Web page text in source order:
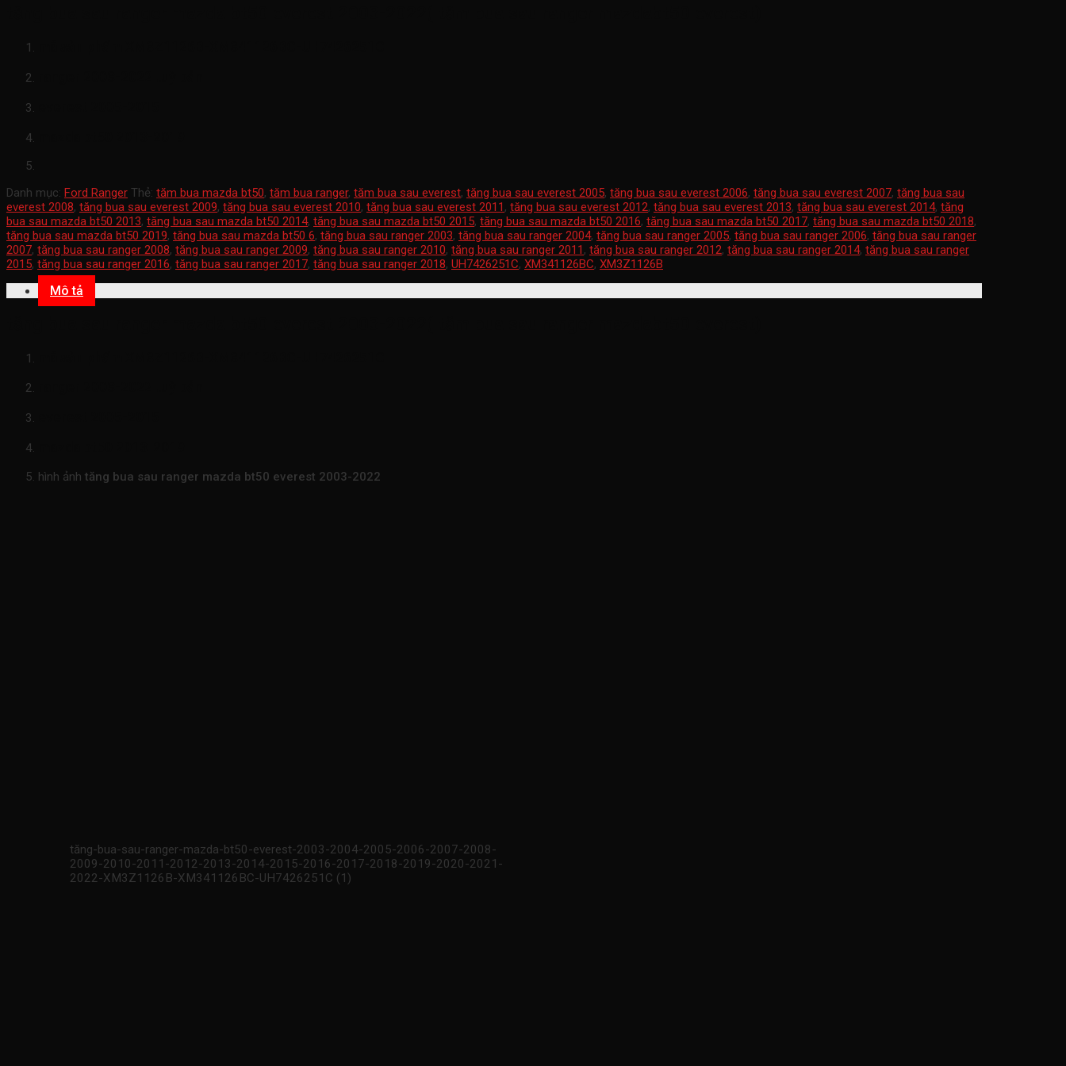
Danh mục: Ford Ranger Thẻ: tăm bua mazda bt50, tăm bua ranger, tăm bua sau everest, tăng bua sau everest 2005, tăng bua sau everest 2006, tăng bua sau everest 2007, tăng bua sau
everest 2008, tăng bua sau everest 2009, tăng bua sau everest 2010, tăng bua sau everest 2011 , tăng bua sau everest 2012, tăng bua sau everest 2013, tăng bua sau everest 2014, tăng
bua sau mazda bt50 2013, tăng bua sau mazda bt50 2014, tăng bua sau mazda bt50 2015, tăng bua sau mazda bt50 2016, tăng bua sau mazda bt50 2017, tăng bua sau mazda bt50 2018,
tăng bua sau mazda bt50 2019, tăng bua sau mazda bt50 6, tăng bua sau ranger 2003, tăng bua sau ranger 2004, tăng bua sau ranger 2005, tăng bua sau ranger 2006, tăng bua sau ranger
2007, tăng bua sau ranger 2008, tăng bua sau ranger 2009, tăng bua sau ranger 2010, tăng bua sau ranger 2011 , tăng bua sau ranger 2012, tăng bua sau ranger 2014, tăng bua sau ranger
2015, tăng bua sau ranger 2016, tăng bua sau ranger 2017, tăng bua sau ranger 2018, UH7426251C, XM341126BC, XM3Z1126B
Mô tả
hình ảnh tăng bua sau ranger mazda bt50 everest 2003-2022
tăng-bua-sau-ranger-mazda-bt50-everest-2003-2004-2005-2006-2007-2008-
2009-2010-2011-2012-2013-2014-2015-2016-2017-2018-2019-2020-2021-
2022-XM3Z1126B-XM341126BC-UH7426251C (1)